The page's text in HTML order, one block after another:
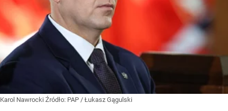
Karol Nawrocki Źródło: PAP / Łukasz Gągulski